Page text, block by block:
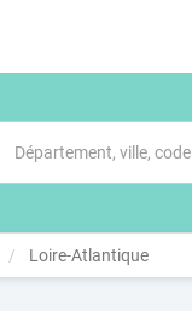
Loire-Atlantique